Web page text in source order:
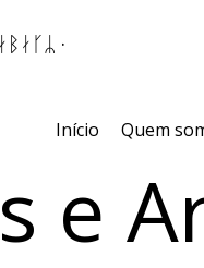
Início Quem
·
e